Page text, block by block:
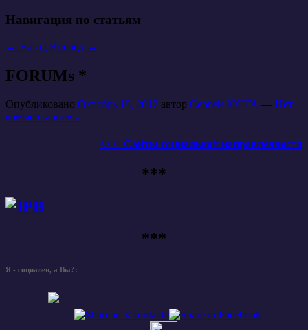
Навигация по статьям
← Назад Вперед →
FORUMs *
Опубликовано Октябрь 18, 2012 автор Сергей ЮНГА — Нет
комментариев ↓
<<< Сайты социальной направленности
***
***
Я - социален, а Вы?: